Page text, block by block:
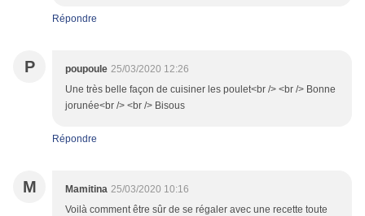
Répondre
P poupoule 25/03/2020 12:26
Une très belle façon de cuisiner les poulet<br /> <br /> Bonne
jorunée<br /> <br /> Bisous
Répondre
M Mamitina 25/03/2020 10:16
Voilà comment être sûr de se régaler avec une recette toute